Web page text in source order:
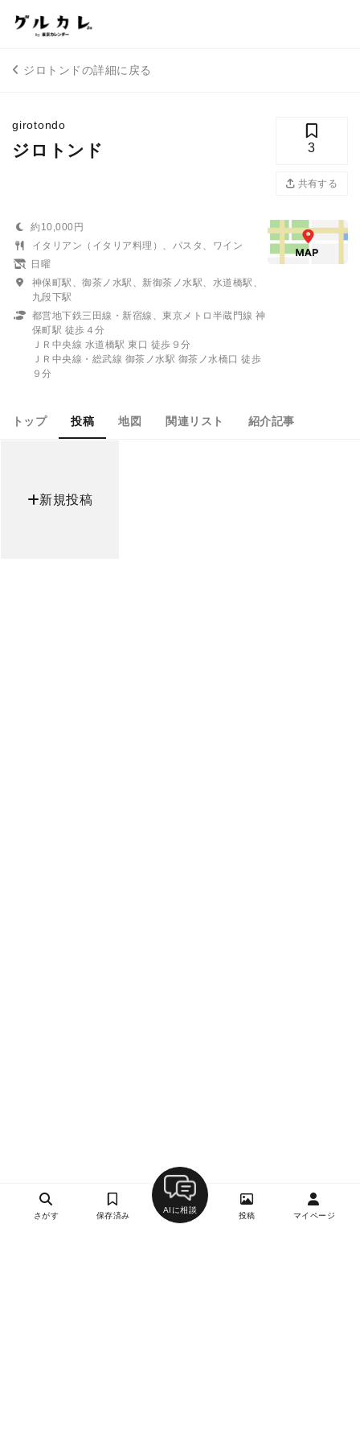
ジロトンドの詳細に戻る
girotondo
ジロトンド 3
共有する
約10,000円
イタリアン（イタリア料理）、パスタ、ワイン
日曜
神保町駅、御茶ノ水駅、新御茶ノ水駅、水道橋駅、
九段下駅
都営地下鉄三田線・新宿線、東京メトロ半蔵門線 神
保町駅 徒歩４分
ＪＲ中央線 水道橋駅 東口 徒歩９分
ＪＲ中央線・総武線 御茶ノ水駅 御茶ノ水橋口 徒歩
９分
トップ 投稿 地図 関連リスト 紹介記事
新規投稿
さがす 保存済み
AIに相談
投稿 マイページ